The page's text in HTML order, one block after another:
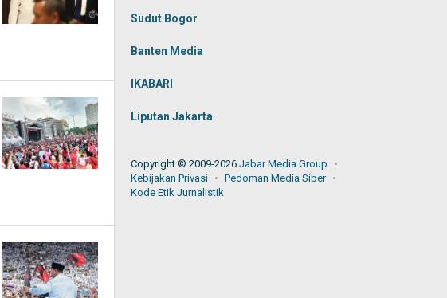
Sudut Bogor
Banten Media
IKABARI
Liputan Jakarta
Copyright © 2009-2026Jabar Media Group
Kebijakan Privasi
Pedoman Media Siber
Kode Etik Jurnalistik